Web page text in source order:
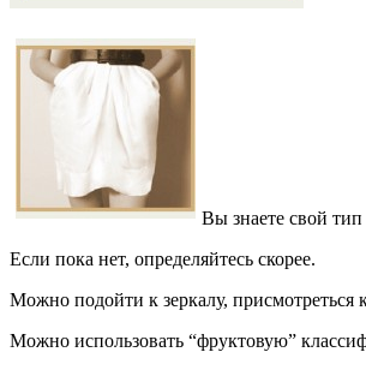
Вы знаете свой
Если пока нет, определяйтесь скорее.
Можно подойти к зеркалу, присмотреться
Можно использовать “фруктовую”